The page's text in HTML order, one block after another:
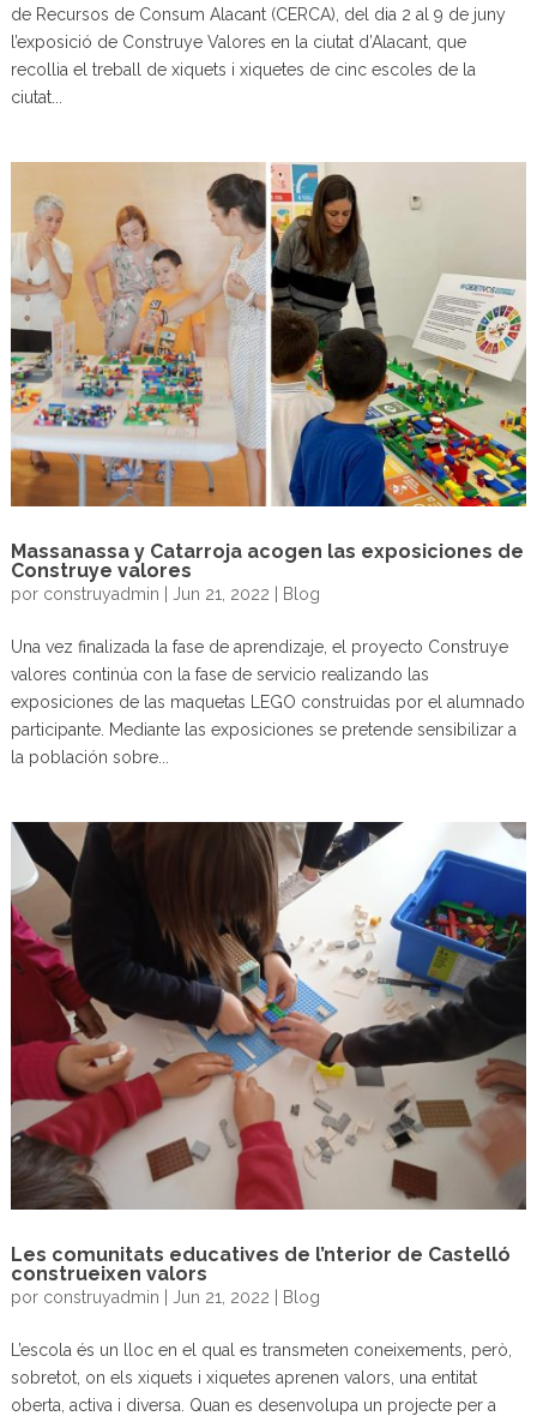
de Recursos de Consum Alacant (CERCA), del dia 2 al 9 de juny
l’exposició de Construye Valores en la ciutat d’Alacant, que
recollia el treball de xiquets i xiquetes de cinc escoles de la
ciutat...
Massanassa y Catarroja acogen las exposiciones de
Construye valores
por construyadmin Jun 21, 2022 Blog
Una vez finalizada la fase de aprendizaje, el proyecto Construye
valores continúa con la fase de servicio realizando las
exposiciones de las maquetas LEGO construidas por el alumnado
participante. Mediante las exposiciones se pretende sensibilizar a
la población sobre...
Les comunitats educatives de l’nterior de Castelló
construeixen valors
por construyadmin | Jun 21, 2022 | Blog
L’escola és un lloc en el qual es transmeten coneixements, però,
sobretot, on els xiquets i xiquetes aprenen valors, una entitat
oberta, activa i diversa. Quan es desenvolupa un projecte per a